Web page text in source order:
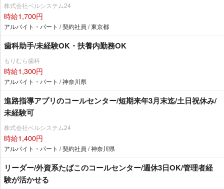
株式会社ベルシステム24
時給1,700円
アルバイト・パート / 契約社員 / 東京都
歯科助手/未経験OK・扶養内勤務OK
もりむら歯科
時給1,300円
アルバイト・パート / 神奈川県
進路指導アプリのコールセンター/短期来年3月末迄/土日祝休み/
未経験可
株式会社ベルシステム24
時給1,400円
アルバイト・パート / 契約社員 / 神奈川県
リーダー/外資系たばこのコールセンター/週休3日OK/管理者経
験が活かせる